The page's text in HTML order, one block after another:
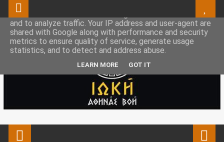
This site uses cookies from Google to deliver its services
and to analyze traffic. Your IP address and user-agent are
shared with Google along with performance and security
metrics to ensure quality of service, generate usage
statistics, and to detect and address abuse.
LEARN MORE GOT IT